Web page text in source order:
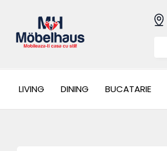
LIVING DINING BUCATARIE